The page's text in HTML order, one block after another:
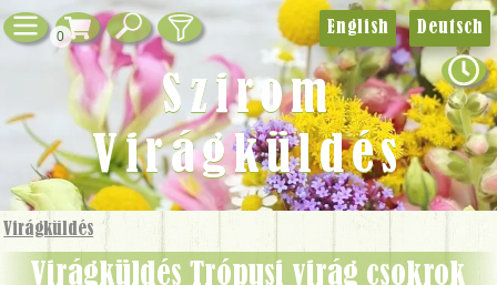
0
Virágküldés
Virágküldés Trópusi virág csokrok
English Deutsch
Szirom
Virágküldés